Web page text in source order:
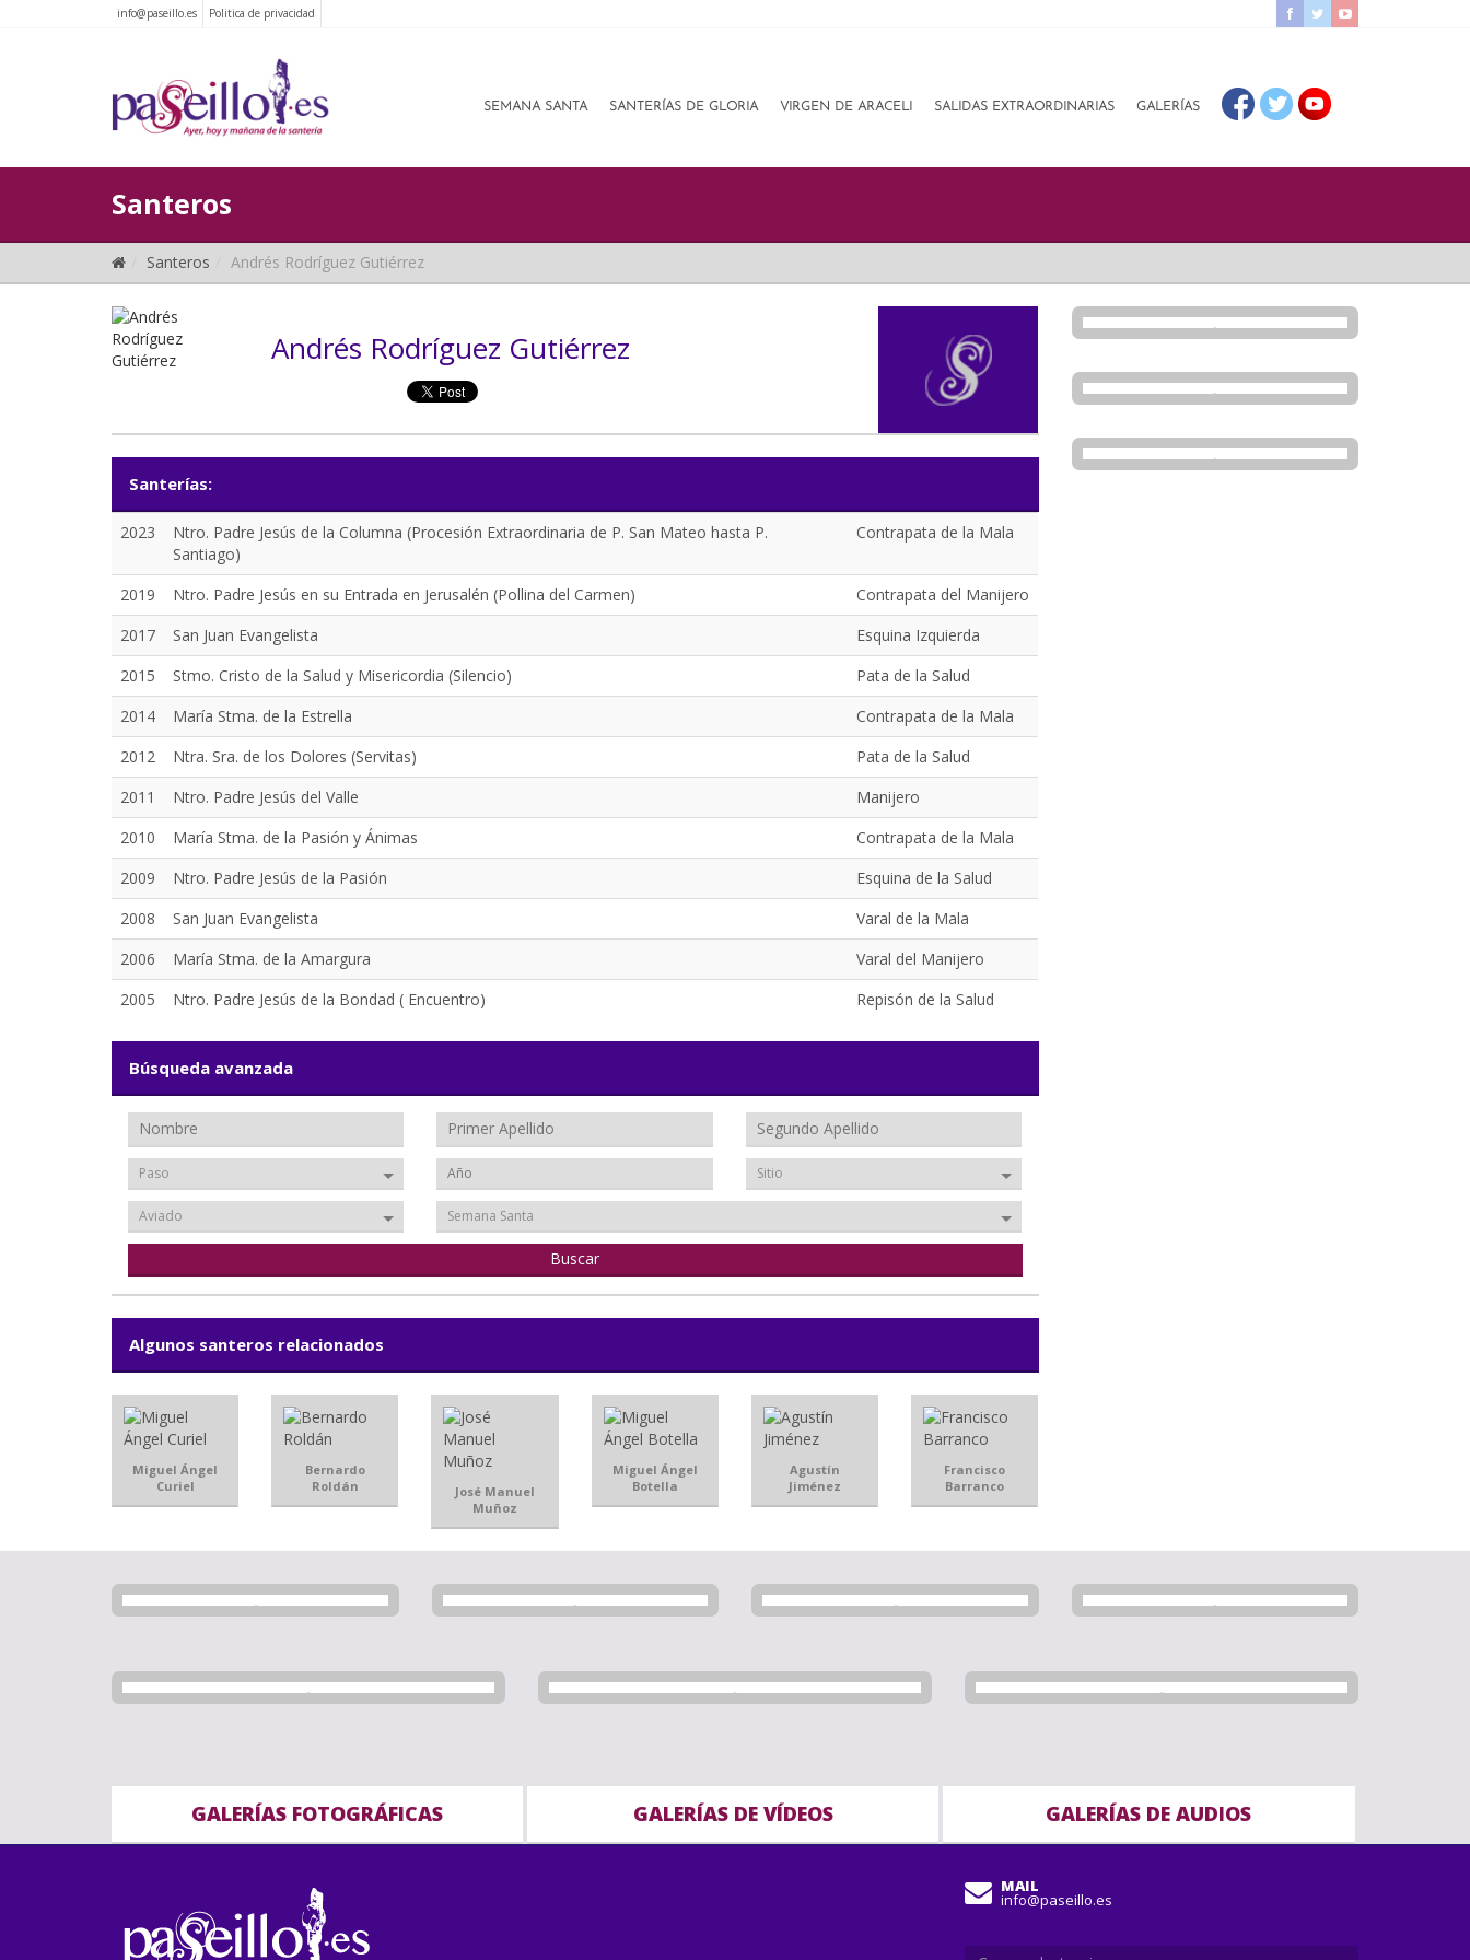
info@paseillo.es Politica de privacidad
SEMANA SANTA SANTERÍAS DE GLORIA VIRGEN DE ARACELI SALIDAS EXTRAORDINARIAS GALERÍAS
Santeros
Santeros Andrés Rodríguez Gutiérrez
Andrés Rodríguez Gutiérrez
Santerías:
2023
Ntro. Padre Jesús de la Columna (Procesión Extraordinaria de P. San Mateo hasta P.
Santiago)
Contrapata de la Mala
2019 Ntro. Padre Jesús en su Entrada en Jerusalén (Pollina del Carmen)
Contrapata del Manijero
2017
San Juan Evangelista
Esquina Izquierda
2015
Stmo. Cristo de la Salud y Misericordia (Silencio)
Pata de la Salud
2014
María Stma. de la Estrella
Contrapata de la Mala
2012
Ntra. Sra. de los Dolores (Servitas)
Pata de la Salud
2011
Ntro. Padre Jesús del Valle
Manijero
2010
María Stma. de la Pasión y Ánimas
Contrapata de la Mala
2009
Ntro. Padre Jesús de la Pasión
Esquina de la Salud
2008
San Juan Evangelista
Varal de la Mala
2006
María Stma. de la Amargura
Varal del Manijero
2005
Ntro. Padre Jesús de la Bondad ( Encuentro) Repisón de la Salud
Búsqueda avanzada
Paso Sitio
Aviado Semana Santa
Algunos santeros relacionados
Miguel Ángel
Curiel
Bernardo
Roldán
José Manuel
Muñoz
Miguel Ángel
Botella
Agustín
Jiménez
Francisco
Barranco
GALERÍAS FOTOGRÁFICAS GALERÍAS DE VÍDEOS GALERÍAS DE AUDIOS
MAIL
info@paseillo.es